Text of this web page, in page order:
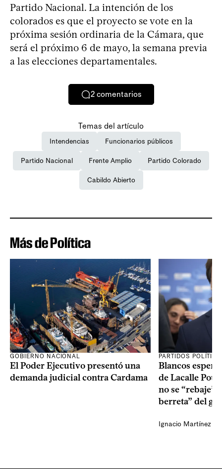
Partido Nacional. La intención de los
colorados es que el proyecto se vote en la
próxima sesión ordinaria de la Cámara, que
será el próximo 6 de mayo, la semana previa
a las elecciones departamentales.
2 comentarios
Temas del artículo
Intendencias Funcionarios públicos
Partido Nacional Frente Amplio Partido Colorado
Cabildo Abierto
Más de Política
GOBIERNO NACIONAL
El Poder Ejecutivo presentó una
demanda judicial contra Cardama
PARTIDOS
Blancos
de Lacalle Pou
no se “rebaje”
berreta” del
Ignacio Martínez